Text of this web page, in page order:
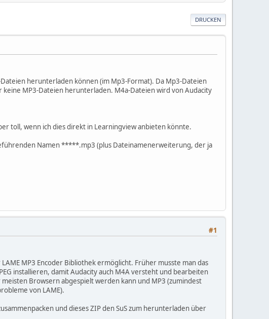
DRUCKEN
herunterladen können (im Mp3-Format). Da Mp3-Dateien
MP3-Dateien herunterladen. M4a-Dateien wird von Audacity
toll, wenn ich dies direkt in Learningview anbieten könnte.
Namen *****.mp3 (plus Dateinamenerweiterung, der ja
#1
MP3 Encoder Bibliothek ermöglicht. Früher musste man das
installieren, damit Audacity auch M4A versteht und bearbeiten
Browsern abgespielt werden kann und MP3 (zumindest
von LAME).
und dieses ZIP den SuS zum herunterladen über